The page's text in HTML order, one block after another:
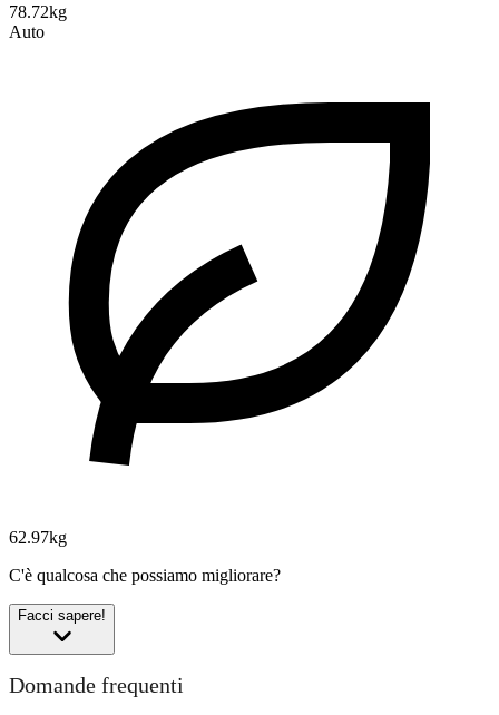
78.72kg
Auto
62.97kg
C'è qualcosa che possiamo migliorare?
Facci sapere!
Domande frequenti